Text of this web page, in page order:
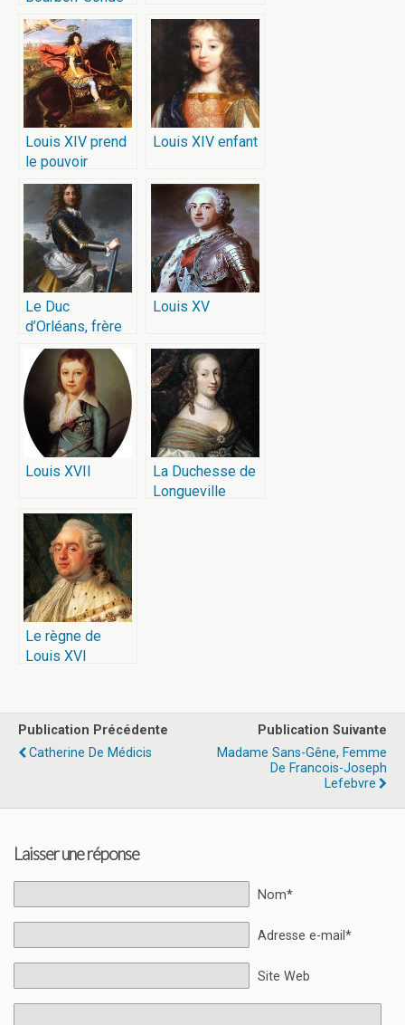
dit le Grand
Condé
Louis XIV prend
le pouvoir
Louis XIV enfant
Le Duc
d’Orléans, frère
de Louis XIV
Louis XV
Louis XVII
La Duchesse de
Longueville
Le règne de
Louis XVI
Publication Précédente
Catherine De Médicis
Publication Suivante
Madame Sans-Gêne, Femme
De Francois-Joseph
Lefebvre
Laisser une réponse
Nom*
Adresse e-mail*
Site Web